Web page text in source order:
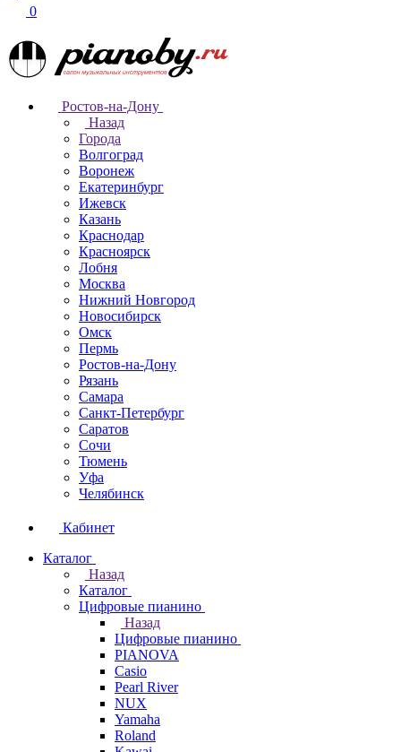
0
Ростов-на-Дону
Назад
Города
Волгоград
Воронеж
Екатеринбург
Ижевск
Казань
Краснодар
Красноярск
Лобня
Москва
Нижний Новгород
Новосибирск
Омск
Пермь
Ростов-на-Дону
Рязань
Самара
Санкт-Петербург
Саратов
Сочи
Тюмень
Уфа
Челябинск
Кабинет
Каталог
Назад
Каталог
Цифровые пианино
Назад
Цифровые пианино
PIANOVA
Casio
Pearl River
NUX
Yamaha
Roland